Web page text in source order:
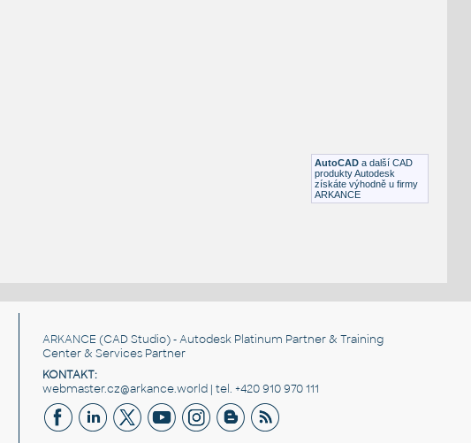
ExteriéryAutoCAD a další CAD
produkty Autodesk
získáte výhodně u firmy
ARKANCE
ARKANCE (CAD Studio) - Autodesk Platinum Partner & Training
Center & Services Partner
KONTAKT:
webmaster.cz@arkance.world | tel. +420 910 970 111